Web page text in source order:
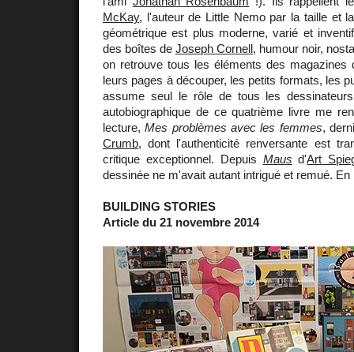
McKay, l'auteur de Little Nemo par la taille et
géométrique est plus moderne, varié et
des boîtes de Joseph Cornell, humour noir,
on retrouve tous les éléments des magazines
leurs pages à découper, les petits formats, les
assume seul le rôle de tous les
autobiographique de ce quatrième livre me
lecture,Mes problèmes avec les femmes,
Crumb, dont l'authenticité renversante est
critique exceptionnel. Depuis Maus d'Art
dessinée ne m'avait autant intrigué et remué.
BUILDING STORIES
Article du 21 novembre 2014